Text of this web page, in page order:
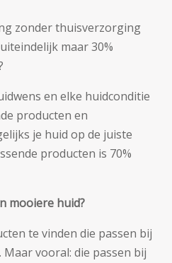
zonder thuisverzorging
maar 30%
en elke huidconditie
producten en
je huid op de juiste
producten is 70%
mooiere huid?
te vinden die passen bij
vooral: die passen bij